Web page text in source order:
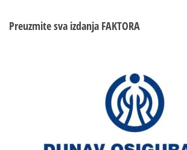
Preuzmite sva izdanja FAKTORA